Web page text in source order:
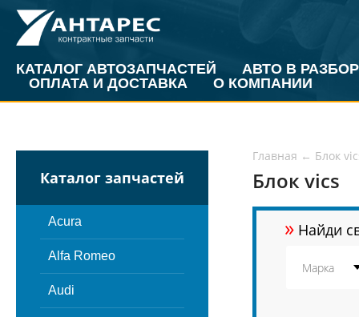
КАТАЛОГ АВТОЗАПЧАСТЕЙ
АВТО В РАЗБОР
ОПЛАТА И ДОСТАВКА
О КОМПАНИИ
Каталог запчастей
Acura
Alfa Romeo
Audi
Главная ← Блок
Блок vics
» Найди